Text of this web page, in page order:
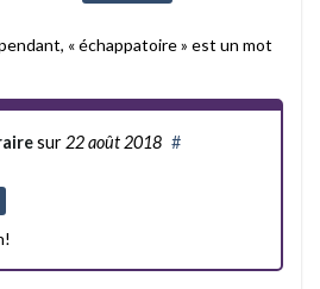
« échappatoire » est un mot
sur 22 août 2018 #